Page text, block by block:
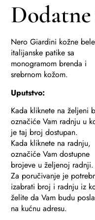
Nero Giardini kožne bele
italijanske patike sa
monogramom brenda i
srebrnom kožom.
Uputstvo:
Kada kliknete na željeni
označiće Vam radnju u
je taj broj dostupan.
Kada kliknete na radnju,
označiće Vam dostupne
brojeve u željenoj radnji.
Za poručivanje je
izabrati broj i radnju iz
želite da Vam budu
na kućnu adresu.